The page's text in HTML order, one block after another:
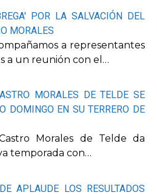
POR LA SALVACIÓN DEL
MORALES
a representantes
a un reunión con el…
MORALES DE TELDE SE
DOMINGO EN SU TERRERO DE
Morales de Telde da
temporada con…
APLAUDE LOS RESULTADOS